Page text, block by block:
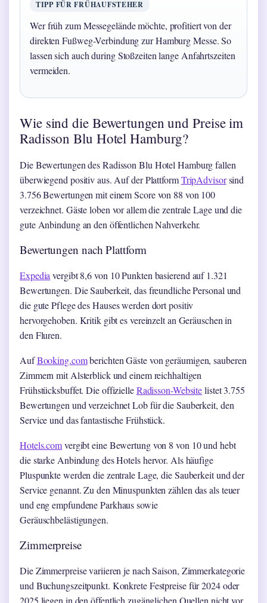
TIPP FÜR FRÜHAUFSTEHER
Wer früh zum Messegelände möchte, profitiert von der
direkten Fußweg-Verbindung zur Hamburg Messe. So
lassen sich auch during Stoßzeiten lange Anfahrtszeiten
vermeiden.
Wie sind die Bewertungen und Preise im
Radisson Blu Hotel Hamburg?
Die Bewertungen des Radisson Blu Hotel Hamburg fallen
überwiegend positiv aus. Auf der PlattformTripAdvisorsind
3.756 Bewertungen mit einem Score von 88 von 100
verzeichnet. Gäste loben vor allem die zentrale Lage und die
gute Anbindung an den öffentlichen Nahverkehr.
Bewertungen nach Plattform
Expedia vergibt 8,6 von 10 Punkten basierend auf 1.321
Bewertungen. Die Sauberkeit, das freundliche Personal und
die gute Pflege des Hauses werden dort positiv
hervorgehoben. Kritik gibt es vereinzelt an Geräuschen in
den Fluren.
AufBooking.comberichten Gäste von geräumigen, sauberen
Zimmern mit Alsterblick und einem reichhaltigen
Frühstücksbuffet. Die offizielleRadisson-Websitelistet 3.755
Bewertungen und verzeichnet Lob für die Sauberkeit, den
Service und das fantastische Frühstück.
Hotels.comvergibt eine Bewertung von 8 von 10 und hebt
die starke Anbindung des Hotels hervor. Als häufige
Pluspunkte werden die zentrale Lage, die Sauberkeit und der
Service genannt. Zu den Minuspunkten zählen das als teuer
und eng empfundene Parkhaus sowie
Geräuschbelästigungen.
Zimmerpreise
Die Zimmerpreise variieren je nach Saison, Zimmerkategorie
und Buchungszeitpunkt. Konkrete Festpreise für 2024 oder
2025 liegen in den öffentlich zugänglichen Quellen nicht vor.